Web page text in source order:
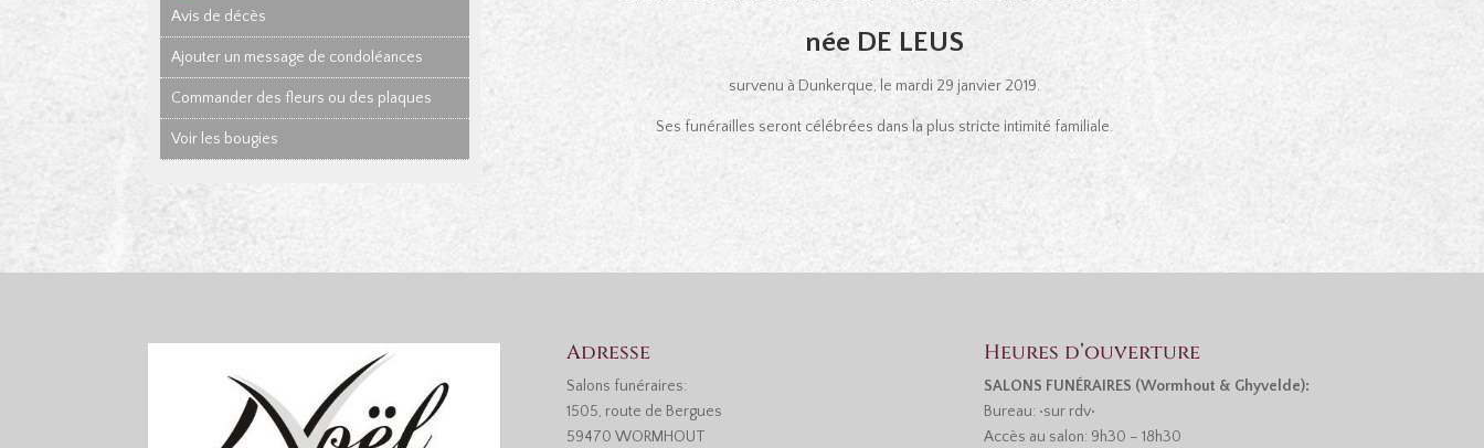
Avis de décès
Ajouter un message de condoléances
Commander des fleurs ou des plaques
Voir les bougies
née DE LEUS
survenu à Dunkerque, le mardi 29 janvier 2019.
Ses funérailles seront célébrées dans la plus stricte intimité familiale.
Adresse
Salons funéraires:
1505, route de Bergues
59470 WORMHOUT
Heures d’ouverture
SALONS FUNÉRAIRES (Wormhout & Ghyvelde):
Bureau: •sur rdv•
Accès au salon: 9h30 – 18h30